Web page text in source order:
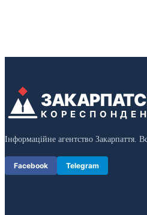
Інформаційне агентство Закарпаття.
Facebook Telegram